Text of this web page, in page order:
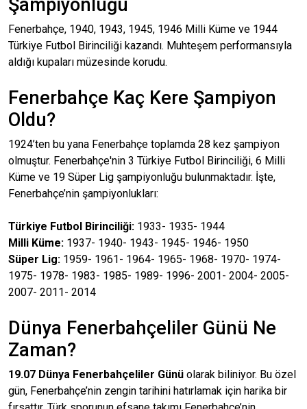
Şampiyonluğu
Fenerbahçe, 1940, 1943, 1945, 1946 Milli Küme ve 1944
Türkiye Futbol Birinciliği kazandı. Muhteşem performansıyla
aldığı kupaları müzesinde korudu.
Fenerbahçe Kaç Kere Şampiyon
Oldu?
1924’ten bu yana Fenerbahçe toplamda 28 kez şampiyon
olmuştur. Fenerbahçe'nin 3 Türkiye Futbol Birinciliği, 6 Milli
Küme ve 19 Süper Lig şampiyonluğu bulunmaktadır. İşte,
Fenerbahçe’nin şampiyonlukları:
Türkiye Futbol Birinciliği: 1933- 1935- 1944
Milli Küme: 1937- 1940- 1943- 1945- 1946- 1950
Süper Lig: 1959- 1961- 1964- 1965- 1968- 1970- 1974-
1975- 1978- 1983- 1985- 1989- 1996- 2001- 2004- 2005-
2007- 2011- 2014
Dünya Fenerbahçeliler Günü Ne
Zaman?
19.07 Dünya Fenerbahçeliler Günü olarak biliniyor. Bu özel
gün, Fenerbahçe’nin zengin tarihini hatırlamak için harika bir